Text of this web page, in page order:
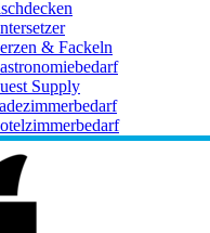
& Fackeln
Supply